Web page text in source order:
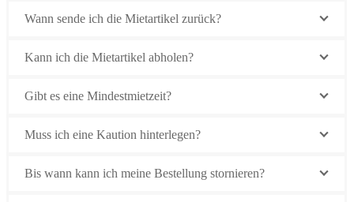
Wann sende ich die Mietartikel zurück?
Kann ich die Mietartikel abholen?
Gibt es eine Mindestmietzeit?
Muss ich eine Kaution hinterlegen?
Bis wann kann ich meine Bestellung stornieren?